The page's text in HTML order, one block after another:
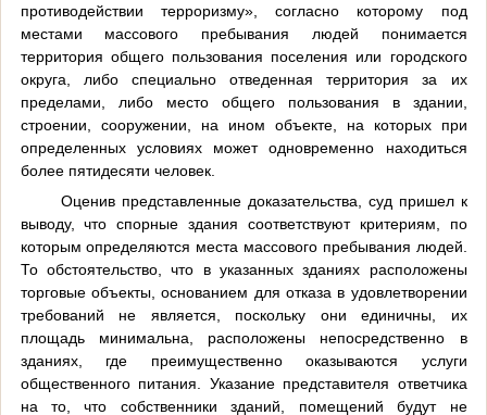
противодействии терроризму», согласно которому под
местами массового пребывания людей понимается
территория общего пользования поселения или городского
округа, либо специально отведенная территория за их
пределами, либо место общего пользования в здании,
строении, сооружении, на ином объекте, на которых при
определенных условиях может одновременно находиться
более пятидесяти человек.
Оценив представленные доказательства, суд пришел к
выводу, что спорные здания соответствуют критериям, по
которым определяются места массового пребывания людей.
То обстоятельство, что в указанных зданиях расположены
торговые объекты, основанием для отказа в удовлетворении
требований не является, поскольку они единичны, их
площадь минимальна, расположены непосредственно в
зданиях, где преимущественно оказываются услуги
общественного питания. Указание представителя ответчика
на то, что собственники зданий, помещений будут не